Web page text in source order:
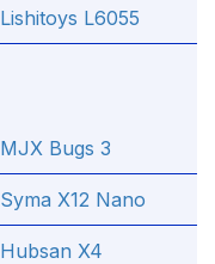
Lishitoys L6055
MJX Bugs 3
Syma X12 Nano
Hubsan X4